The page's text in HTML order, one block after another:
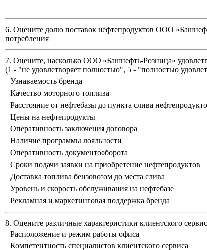
6. Оцените долю поставок нефтепродуктов ООО
потребления
7. Оцените, насколько ООО «Башнефть-Розница»
(1 - "не удовлетворяет полностью", 5 - "полностью
Узнаваемость бренда
Качество моторного топлива
Расстояние от нефтебазы до пункта слива
Цены на нефтепродукты
Оперативность заключения договора
Наличие программы лояльности
Оперативность документооборота
Сроки подачи заявки на приобретение нефтепродуктов
Доставка топлива бензовозом до места слива
Уровень и скорость обслуживания на нефтебазе
Рекламная и маркетинговая поддержка бренда
8. Оцените различные характеристики клиентского
Расположение и режим работы офиса
Компетентность специалистов клиентского сервиса